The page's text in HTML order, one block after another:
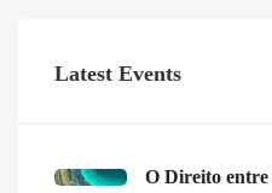
Latest Events
O Direito